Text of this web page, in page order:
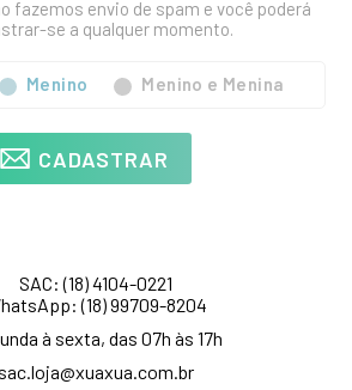
fazemos envio de spam e você poderá
se a qualquer momento.
Menino Menino e Menina
CADASTRAR
SAC:(18) 4104-0221
(18) 99709-8204
à sexta, das 07h às 17h
sac.loja@xuaxua.com.br